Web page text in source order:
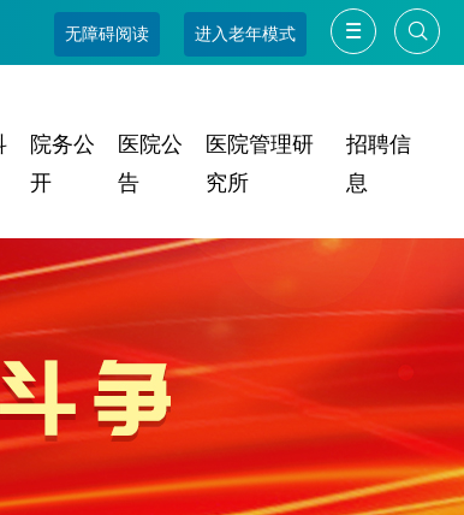
无障碍阅读 进入老年模式
院务公
开
医院公
告
医院管理研
究所
招聘信
息